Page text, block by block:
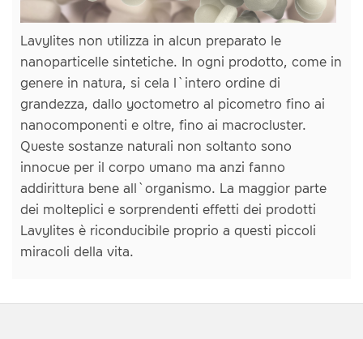
Lavylites non utilizza in alcun preparato le
nanoparticelle sintetiche. In ogni prodotto, come in
genere in natura, si cela l`intero ordine di
grandezza, dallo yoctometro al picometro fino ai
nanocomponenti e oltre, fino ai macrocluster.
Queste sostanze naturali non soltanto sono
innocue per il corpo umano ma anzi fanno
addirittura bene all`organismo. La maggior parte
dei molteplici e sorprendenti effetti dei prodotti
Lavylites è riconducibile proprio a questi piccoli
miracoli della vita.